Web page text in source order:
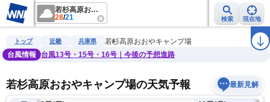
若杉高原おおやキャンプ場
28/21 検索 現在地
雨雲レーダー 台風情報 地震情報 警報・注意報 ラ
トップ 近畿 兵庫県
若杉高原おおやキャンプ場
台風情報
台風13号・15号・16号｜今後の予想進路
若杉高原おおやキャンプ場の天気予報 最新見解